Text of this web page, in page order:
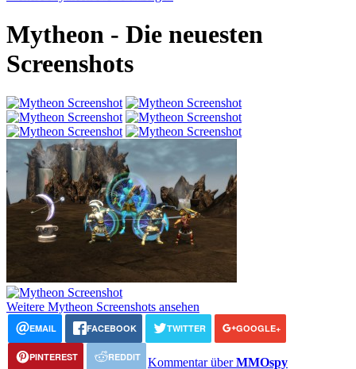
Mytheon - Die neuesten
Screenshots
Weitere Mytheon Screenshots ansehen
EMAIL FACEBOOK TWITTER GOOGLE+
PINTEREST REDDIT Kommentar überMMOspy